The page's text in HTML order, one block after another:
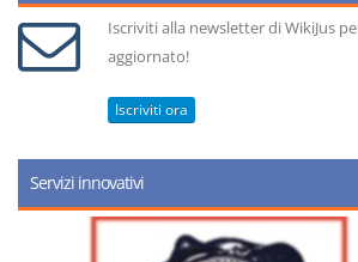
Iscriviti alla newsletter di WikiJus
aggiornato!
Iscriviti ora
Servizi innovativi